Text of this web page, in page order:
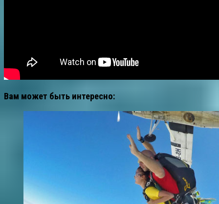
Вам может быть интересно: